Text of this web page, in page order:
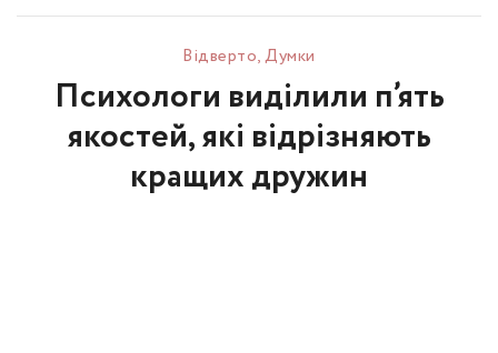
Відвертo,Думки
Психологи виділили п’ять
якостей, які відрізняють
кращих дружин